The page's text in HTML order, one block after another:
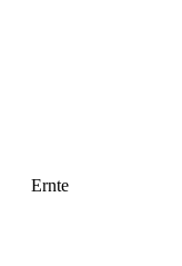
Ernte